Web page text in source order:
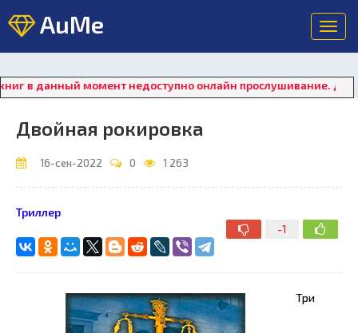
AuMe
момент недоступно онлайн прослушивание. Для
Двойная рокировка
16-сен-2022 0 1 263
-1
Триллер
Три